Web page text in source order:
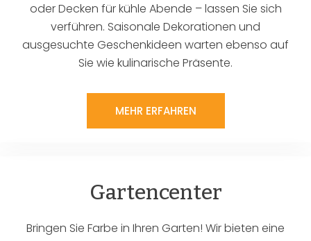
oder Decken für kühle Abende – lassen Sie sich
verführen. Saisonale Dekorationen und
ausgesuchte Geschenkideen warten ebenso auf
Sie wie kulinarische Präsente.
MEHR ERFAHREN
Gartencenter
Bringen Sie Farbe in Ihren Garten! Wir bieten eine